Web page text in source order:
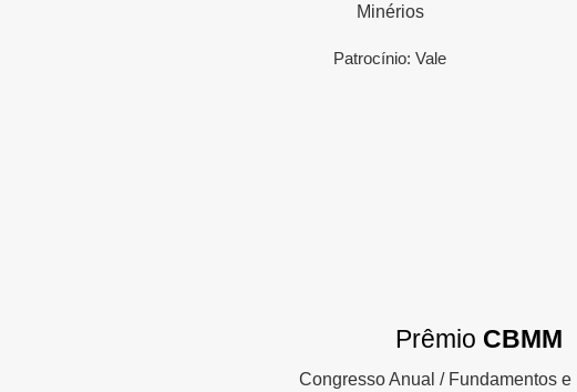
Minérios
Patrocínio: Vale
Prêmio CBMM
Congresso Anual / Fundamentos e